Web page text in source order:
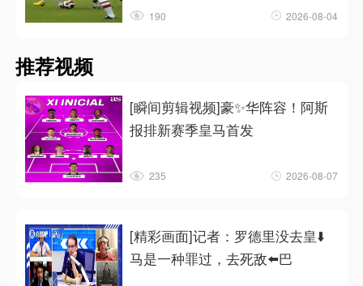
190 2026-08-04
推荐视频
[瞬间剪辑视频]豪✨华阵容！阿斯
报排新赛季皇马首发
235 2026-08-07
[精彩画面]记者：罗德里没去皇⬇️
马是一种罪过，去死敌⬅️巴